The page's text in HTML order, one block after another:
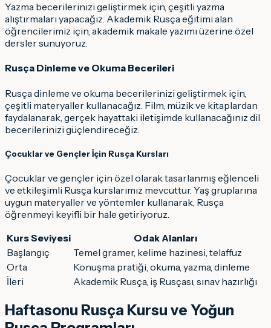
Yazma becerilerinizi geliştirmek için, çeşitli yazma
alıştırmaları yapacağız. Akademik Rusça eğitimi alan
öğrencilerimiz için, akademik makale yazımı üzerine özel
dersler sunuyoruz.
Rusça Dinleme ve Okuma Becerileri
Rusça dinleme ve okuma becerilerinizi geliştirmek için,
çeşitli materyaller kullanacağız. Film, müzik ve kitaplardan
faydalanarak, gerçek hayattaki iletişimde kullanacağınız dil
becerilerinizi güçlendireceğiz.
Çocuklar ve Gençler İçin Rusça Kursları
Çocuklar ve gençler için özel olarak tasarlanmış eğlenceli
ve etkileşimli Rusça kurslarımız mevcuttur. Yaş gruplarına
uygun materyaller ve yöntemler kullanarak, Rusça
öğrenmeyi keyifli bir hale getiriyoruz.
Kurs Seviyesi
Odak Alanları
Başlangıç
Temel gramer, kelime hazinesi, telaffuz
Orta
Konuşma pratiği, okuma, yazma, dinleme
İleri
Akademik Rusça, iş Rusçası, sınav hazırlığı
Haftasonu Rusça Kursu ve Yoğun